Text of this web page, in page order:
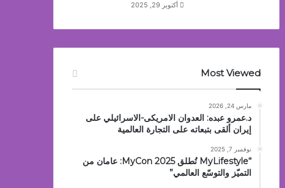
أكتوبر 29, 2025
Most Viewed
مارس 24, 2026
د.عمرو عبده: العدوان الامريكى-الاسرائيلي على
إيران ألقى بتبعاته على التجارة العالمية
نوفمبر 7, 2025
“MyLifestyle تُطلق MyCon 2025: عامان من
التميّز والتوسّع العالمي”